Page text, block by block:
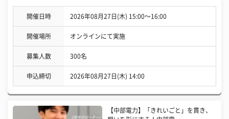
開催日時 2026年08月27日(木) 15:00〜16:00
開催場所 オンラインにて実施
募集人数 300名
申込締切 2026年08月27日(木) 14:00
【中部電力】「きれいごと」を貫き、